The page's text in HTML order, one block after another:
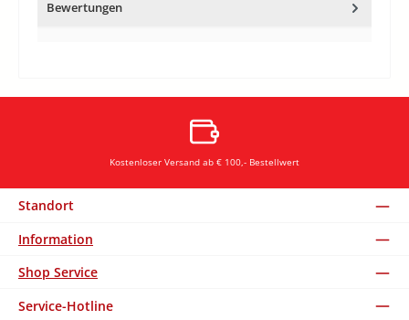
Bewertungen
Kostenloser Versand ab € 100,- Bestellwert
Standort
Information
Shop Service
Service-Hotline